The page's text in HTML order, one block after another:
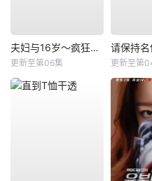
夫妇与16岁～疯狂的邻居～
更新至第06集 更新至第